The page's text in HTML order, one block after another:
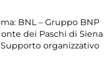
BNL – Gruppo BNP
dei Paschi di Siena
Supporto organizzativo